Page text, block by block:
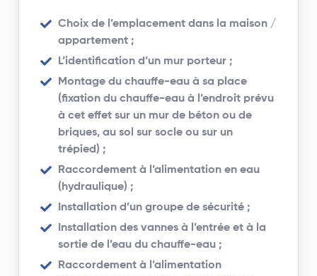
Choix de l’emplacement dans la maison /
appartement ;
L’identification d’un mur porteur ;
Montage du chauffe-eau à sa place
(fixation du chauffe-eau à l’endroit prévu
à cet effet sur un mur de béton ou de
briques, au sol sur socle ou sur un
trépied) ;
Raccordement à l’alimentation en eau
(hydraulique) ;
Installation d’un groupe de sécurité ;
Installation des vannes à l’entrée et à la
sortie de l’eau du chauffe-eau ;
Raccordement à l’alimentation